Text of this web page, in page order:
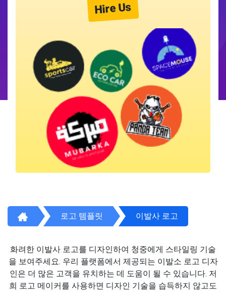
Hire Us
로고 템플릿 이발사 로고
화려한 이발사 로고를 디자인하여 청중에게 스타일링 기술
을 보여주세요. 우리 플랫폼에서 제공되는 이발소 로고 디자
인은 더 많은 고객을 유치하는 데 도움이 될 수 있습니다. 저
희 로고 메이커를 사용하면 디자인 기술을 습득하지 않고도